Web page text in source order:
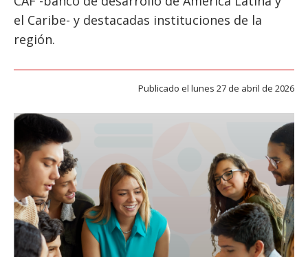
ACADÉMICOS
EGRESADOS
el Caribe- y destacadas instituciones de la
región.
Publicado el lunes 27 de abril de 2026